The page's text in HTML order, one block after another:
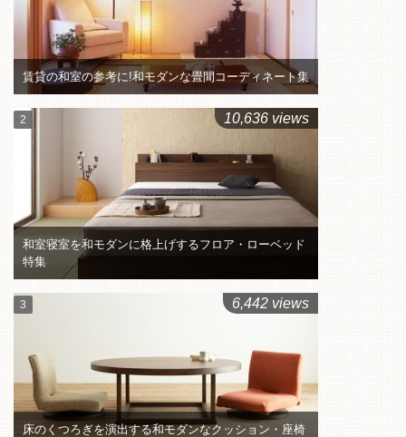
賃貸の和室の参考に!和モダンな畳間コーディネート集
和室寝室を和モダンに格上げするフロア・ローベッド
特集
10,636 views
床のくつろぎを演出する和モダンなクッション・座椅
6,442 views